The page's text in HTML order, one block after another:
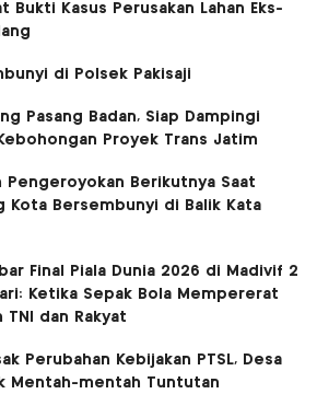
Bukti Kasus Perusakan Lahan Eks-
di Polsek Pakisaji
Pasang Badan, Siap Dampingi
Proyek Trans Jatim
Pengeroyokan Berikutnya Saat
Kota Bersembunyi di Balik Kata
Final Piala Dunia 2026 di Madivif 2
Ketika Sepak Bola Mempererat
TNI dan Rakyat
Perubahan Kebijakan PTSL, Desa
Mentah-mentah Tuntutan